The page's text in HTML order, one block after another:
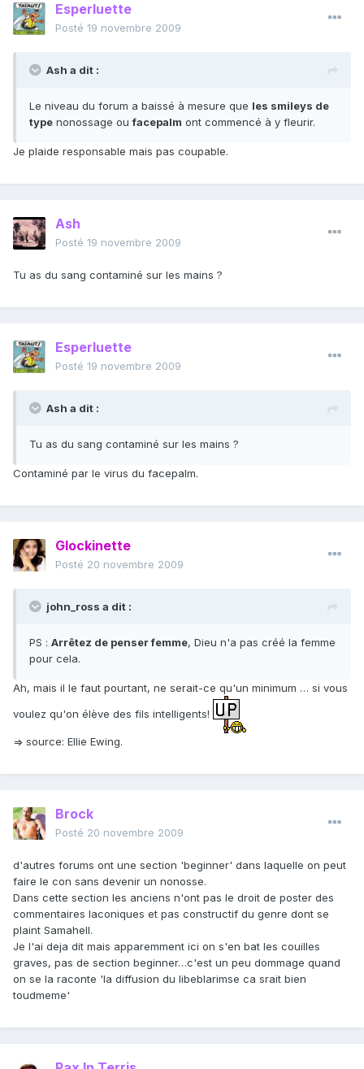
Esperluette
Posté 19 novembre 2009
Ash a dit :
Le niveau du forum a baissé à mesure que les smileys de
type nonossage oufacepalm ont commencé à y fleurir.
Je plaide responsable mais pas coupable.
Ash
Posté 19 novembre 2009
Tu as du sang contaminé sur les mains ?
Esperluette
Posté 19 novembre 2009
Ash a dit :
Tu as du sang contaminé sur les mains ?
Contaminé par le virus du facepalm.
Glockinette
Posté 20 novembre 2009
john_ross a dit :
PS : Arrêtez de penser femme, Dieu n'a pas créé la femme
pour cela.
Ah, mais il le faut pourtant, ne serait-ce qu'un minimum … si vous
voulez qu'on élève des fils intelligents!
=> source: Ellie Ewing.
Brock
Posté 20 novembre 2009
d'autres forums ont une section 'beginner' dans laquelle on peut
faire le con sans devenir un nonosse.
Dans cette section les anciens n'ont pas le droit de poster des
commentaires laconiques et pas constructif du genre dont se
plaint Samahell.
Je l'ai deja dit mais apparemment ici on s'en bat les couilles
graves, pas de section beginner…c'est un peu dommage quand
on se la raconte 'la diffusion du libeblarimse ca srait bien
toudmeme'